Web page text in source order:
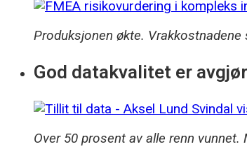
Produksjonen økte. Vrak­kostnadene
God datakvalitet er
Over 50 prosent av alle renn